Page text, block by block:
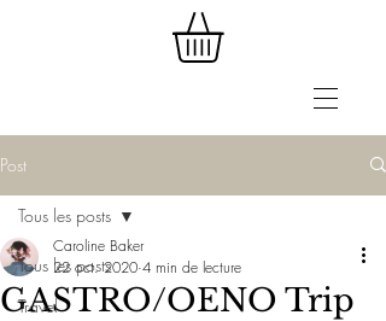
Post
Tous les posts
Travel
Tous les posts
GASTRO/OENO Trip
Caroline Baker
22 oct. 2020 4 min de lecture